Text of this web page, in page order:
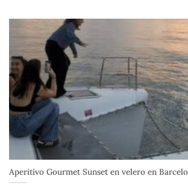
Aperitivo Gourmet Sunset en velero en